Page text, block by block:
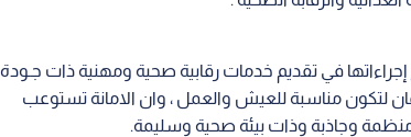
في تقديم خدمات رقابية صحية ومهنية ذات جـودة
لتكون مناسبة للعيش والعمل ، وان الامانة تستوعب
منظمة وجاذبة وذات بيئة صحية وسليمة.